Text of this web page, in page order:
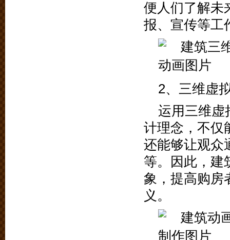
便人们了解未
报、宣传等工
2、三维虚
运用三维虚
计理念，不仅
还能够让观众
等。因此，建
象，提高购房
义。